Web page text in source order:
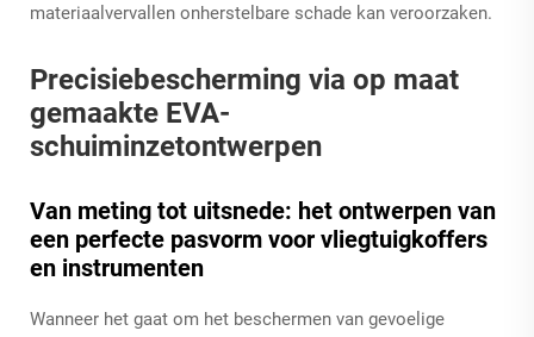
materiaalvervallen onherstelbare schade kan veroorzaken.
Precisiebescherming via op maat
gemaakte EVA-
schuiminzetontwerpen
Van meting tot uitsnede: het ontwerpen van
een perfecte pasvorm voor vliegtuigkoffers
en instrumenten
Wanneer het gaat om het beschermen van gevoelige